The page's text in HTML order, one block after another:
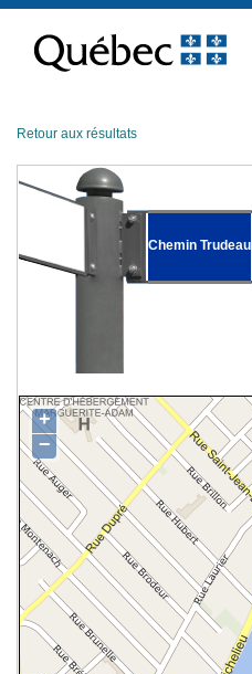
contenu
Retour aux résultats
Chemin Trudeau
+
−